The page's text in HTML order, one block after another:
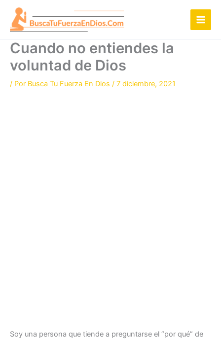
contenido
Cuando no entiendes la
voluntad de Dios
/ Por Busca Tu Fuerza En Dios / 7 diciembre, 2021
Soy una persona que tiende a preguntarse el “por qué” de